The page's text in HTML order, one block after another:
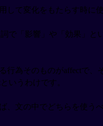
して変化をもたらす時に使
で「影響」や「効果」と
行為そのものがaffectで、
いうわけです。
、文の中でどちらを使う